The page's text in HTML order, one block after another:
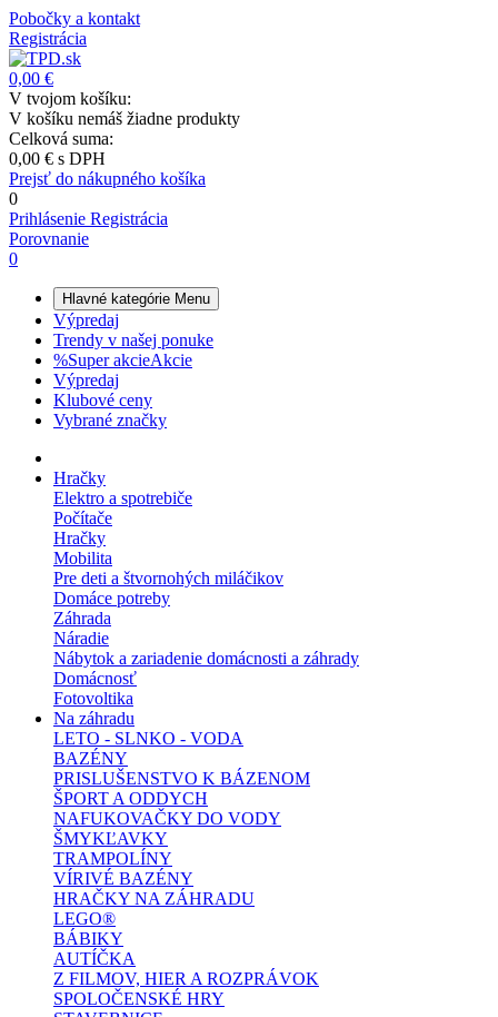
Pobočky a kontakt
Registrácia
0,00 €
V tvojom košíku:
V košíku nemáš žiadne produkty
Celková suma:
0,00 € s DPH
Prejsť do nákupného košíka
0
Prihlásenie Registrácia
Porovnanie
0
Hlavné kategórie Menu
Výpredaj
Trendy v našej ponuke
%Super akcieAkcie
Výpredaj
Klubové ceny
Vybrané značky
Hračky
Elektro a spotrebiče
Počítače
Hračky
Mobilita
Pre deti a štvornohých miláčikov
Domáce potreby
Záhrada
Náradie
Nábytok a zariadenie domácnosti a záhrady
Domácnosť
Fotovoltika
Na záhradu
LETO - SLNKO - VODA
BAZÉNY
PRISLUŠENSTVO K BÁZENOM
ŠPORT A ODDYCH
NAFUKOVAČKY DO VODY
ŠMYKĽAVKY
TRAMPOLÍNY
VÍRIVÉ BAZÉNY
HRAČKY NA ZÁHRADU
LEGO®
BÁBIKY
AUTÍČKA
Z FILMOV, HIER A ROZPRÁVOK
SPOLOČENSKÉ HRY